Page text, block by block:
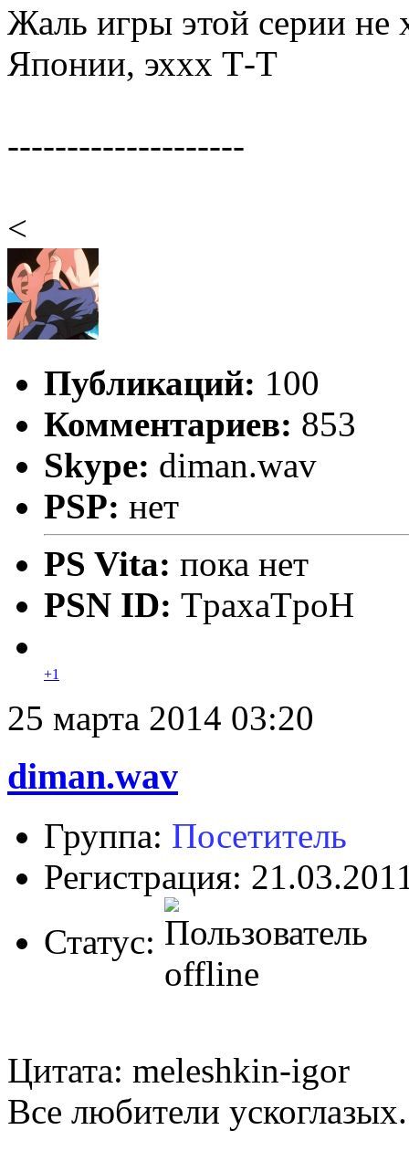
Жаль игры этой серии не
Японии, эххх Т-Т
--------------------
<
Публикаций: 100
Комментариев: 853
Skype: diman.wav
PSP: нет
PS Vita: пока нет
PSN ID: TpaxaTpoH
+1
25 марта 2014 03:20
diman.wav
Группа: Посетитель
Регистрация:
Статус:
Цитата: meleshkin-igor
Все любители ускоглазых.